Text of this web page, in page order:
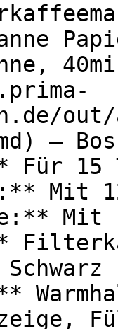
out/
—